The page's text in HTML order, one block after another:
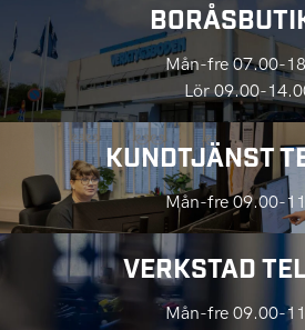
Mån-fre 07.00-
Lör 09.00-
KUNDTJÄNST
Mån-fre 09.00-
VERKSTAD
Mån-fre 09.00-